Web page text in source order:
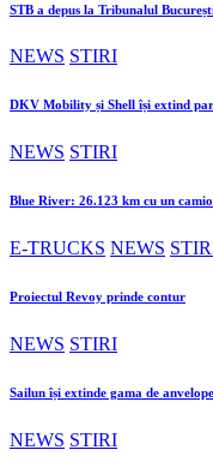
STB a depus la Tribunalul
NEWS STIRI
DKV Mobility și Shell își extind
NEWS STIRI
Blue River: 26.123 km cu un
E-TRUCKS NEWS
Proiectul Revoy prinde contur
NEWS STIRI
Sailun își extinde gama de
NEWS STIRI